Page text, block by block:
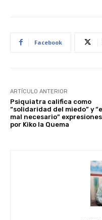
Facebook
ARTÍCULO ANTERIOR
Psiquiatra califica como
“solidaridad del miedo” y
mal necesario” expresiones
por Kiko la Quema